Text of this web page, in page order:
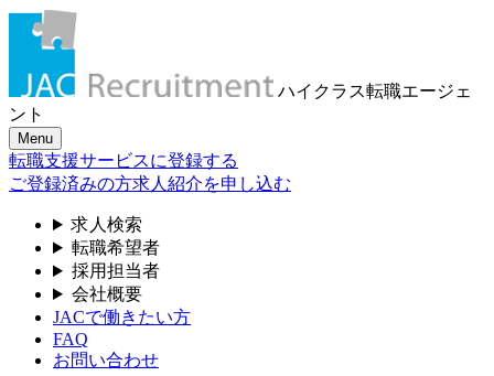
ハイクラス転職エージェ
ント
Menu
転職支援サービスに登録する
ご登録済みの方求人紹介を申し込む
求人検索
転職希望者
採用担当者
会社概要
JACで働きたい方
FAQ
お問い合わせ